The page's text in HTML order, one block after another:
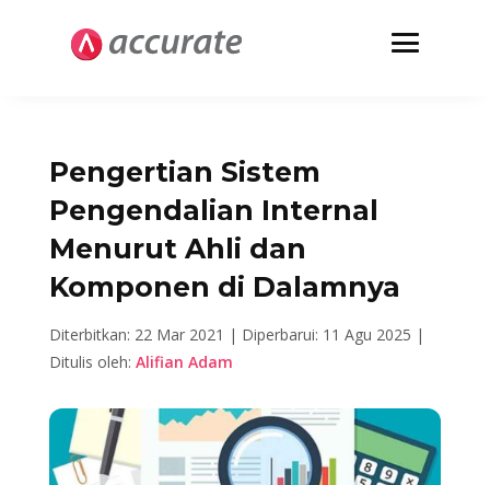
Pengertian Sistem
Pengendalian Internal
Menurut Ahli dan
Komponen di Dalamnya
Diterbitkan: 22 Mar 2021 | Diperbarui: 11 Agu 2025 |
Ditulis oleh: Alifian Adam